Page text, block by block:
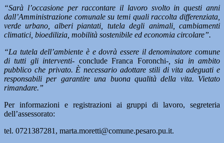
“Sarà l’occasione per raccontare il lavoro svolto in questi anni
dall’Amministrazione comunale su temi quali raccolta differenziata,
verde urbano, alberi piantati, tutela degli animali, cambiamenti
climatici, bioedilizia, mobilità sostenibile ed economia circolare”.
“La tutela dell’ambiente è e dovrà essere il denominatore comune
di tutti gli interventi- conclude Franca Foronchi-, sia in ambito
pubblico che privato. È necessario adottare stili di vita adeguati e
responsabili per garantire una buona qualità della vita. Vietato
rimandare.”
Per informazioni e registrazioni ai gruppi di lavoro, segreteria
dell’assessorato:
tel. 0721387281, marta.moretti@comune.pesaro.pu.it.